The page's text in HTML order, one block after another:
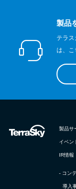
製品
テラス
は、こ
製品サ
イベン
IR情報
- コン
導入